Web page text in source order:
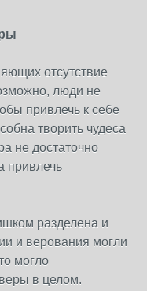
отсутствие
люди не
привлечь к себе
творить чудеса
не достаточно
привлечь
разделена и
и верования могли
могло
в целом.